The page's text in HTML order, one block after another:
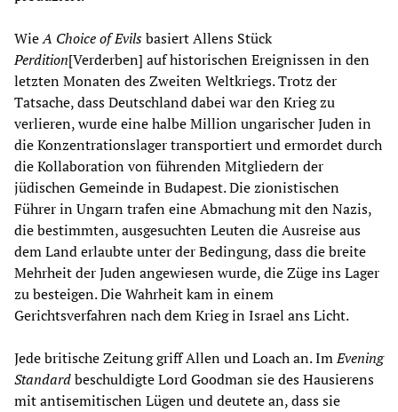
WieA Choice of Evilsbasiert Allens Stück
Perdition[Verderben] auf historischen Ereignissen in den
letzten Monaten des Zweiten Weltkriegs. Trotz der
Tatsache, dass Deutschland dabei war den Krieg zu
verlieren, wurde eine halbe Million ungarischer Juden in
die Konzentrationslager transportiert und ermordet durch
die Kollaboration von führenden Mitgliedern der
jüdischen Gemeinde in Budapest. Die zionistischen
Führer in Ungarn trafen eine Abmachung mit den Nazis,
die bestimmten, ausgesuchten Leuten die Ausreise aus
dem Land erlaubte unter der Bedingung, dass die breite
Mehrheit der Juden angewiesen wurde, die Züge ins Lager
zu besteigen. Die Wahrheit kam in einem
Gerichtsverfahren nach dem Krieg in Israel ans Licht.
Jede britische Zeitung griff Allen und Loach an. ImEvening
Standardbeschuldigte Lord Goodman sie des Hausierens
mit antisemitischen Lügen und deutete an, dass sie